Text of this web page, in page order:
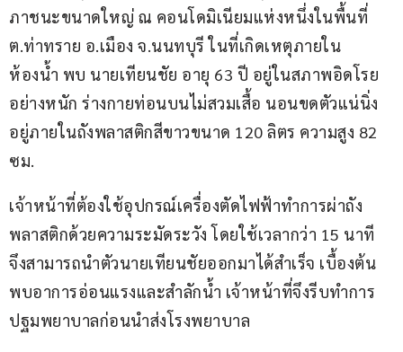
ภาชนะขนาดใหญ่ ณ คอนโดมิเนียมแห่งหนึ่งในพื้นที่
ต.ท่าทราย อ.เมือง จ.นนทบุรี ในที่เกิดเหตุภายใน
ห้องน้ำ พบ นายเทียนชัย อายุ 63 ปี อยู่ในสภาพอิดโรย
อย่างหนัก ร่างกายท่อนบนไม่สวมเสื้อ นอนขดตัวแน่นิ่ง
อยู่ภายในถังพลาสติกสีขาวขนาด 120 ลิตร ความสูง 82
ซม.
เจ้าหน้าที่ต้องใช้อุปกรณ์เครื่องตัดไฟฟ้าทำการผ่าถัง
พลาสติกด้วยความระมัดระวัง โดยใช้เวลากว่า 15 นาที
จึงสามารถนำตัวนายเทียนชัยออกมาได้สำเร็จ เบื้องต้น
พบอาการอ่อนแรงและสำลักน้ำ เจ้าหน้าที่จึงรีบทำการ
ปฐมพยาบาลก่อนนำส่งโรงพยาบาล